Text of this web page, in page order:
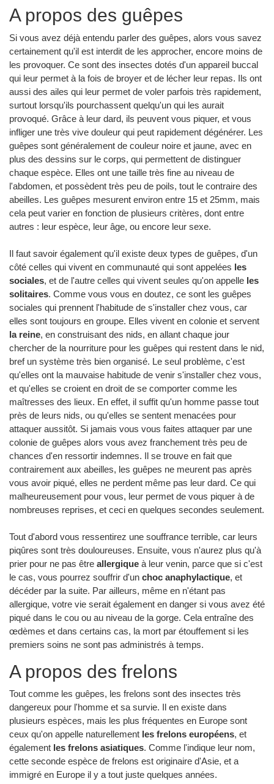
A propos des guêpes
Si vous avez déjà entendu parler des guêpes, alors vous savez
certainement qu'il est interdit de les approcher, encore moins de
les provoquer. Ce sont des insectes dotés d'un appareil buccal
qui leur permet à la fois de broyer et de lécher leur repas. Ils ont
aussi des ailes qui leur permet de voler parfois très rapidement,
surtout lorsqu'ils pourchassent quelqu'un qui les aurait
provoqué. Grâce à leur dard, ils peuvent vous piquer, et vous
infliger une très vive douleur qui peut rapidement dégénérer. Les
guêpes sont généralement de couleur noire et jaune, avec en
plus des dessins sur le corps, qui permettent de distinguer
chaque espèce. Elles ont une taille très fine au niveau de
l'abdomen, et possèdent très peu de poils, tout le contraire des
abeilles. Les guêpes mesurent environ entre 15 et 25mm, mais
cela peut varier en fonction de plusieurs critères, dont entre
autres : leur espèce, leur âge, ou encore leur sexe.
Il faut savoir également qu'il existe deux types de guêpes, d'un
côté celles qui vivent en communauté qui sont appelées les
sociales, et de l'autre celles qui vivent seules qu'on appelle les
solitaires. Comme vous vous en doutez, ce sont les guêpes
sociales qui prennent l'habitude de s'installer chez vous, car
elles sont toujours en groupe. Elles vivent en colonie et servent
la reine, en construisant des nids, en allant chaque jour
chercher de la nourriture pour les guêpes qui restent dans le nid,
bref un système très bien organisé. Le seul problème, c'est
qu'elles ont la mauvaise habitude de venir s'installer chez vous,
et qu'elles se croient en droit de se comporter comme les
maîtresses des lieux. En effet, il suffit qu'un homme passe tout
près de leurs nids, ou qu'elles se sentent menacées pour
attaquer aussitôt. Si jamais vous vous faites attaquer par une
colonie de guêpes alors vous avez franchement très peu de
chances d'en ressortir indemnes. Il se trouve en fait que
contrairement aux abeilles, les guêpes ne meurent pas après
vous avoir piqué, elles ne perdent même pas leur dard. Ce qui
malheureusement pour vous, leur permet de vous piquer à de
nombreuses reprises, et ceci en quelques secondes seulement.
Tout d'abord vous ressentirez une souffrance terrible, car leurs
piqûres sont très douloureuses. Ensuite, vous n'aurez plus qu'à
prier pour ne pas être allergique à leur venin, parce que si c'est
le cas, vous pourrez souffrir d'un choc anaphylactique, et
décéder par la suite. Par ailleurs, même en n'étant pas
allergique, votre vie serait également en danger si vous avez été
piqué dans le cou ou au niveau de la gorge. Cela entraîne des
œdèmes et dans certains cas, la mort par étouffement si les
premiers soins ne sont pas administrés à temps.
A propos des frelons
Tout comme les guêpes, les frelons sont des insectes très
dangereux pour l'homme et sa survie. Il en existe dans
plusieurs espèces, mais les plus fréquentes en Europe sont
ceux qu'on appelle naturellement les frelons européens, et
également les frelons asiatiques. Comme l'indique leur nom,
cette seconde espèce de frelons est originaire d'Asie, et a
immigré en Europe il y a tout juste quelques années.